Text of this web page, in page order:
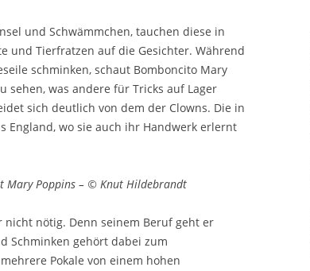
und Schwämmchen, tauchen diese in
und Tierfratzen auf die Gesichter. Während
schminken, schaut Bomboncito Mary
sehen, was andere für Tricks auf Lager
sich deutlich von dem der Clowns. Die in
England, wo sie auch ihr Handwerk erlernt
Mary Poppins – © Knut Hildebrandt
nötig. Denn seinem Beruf geht er
Schminken gehört dabei zum
Pokale von einem hohen